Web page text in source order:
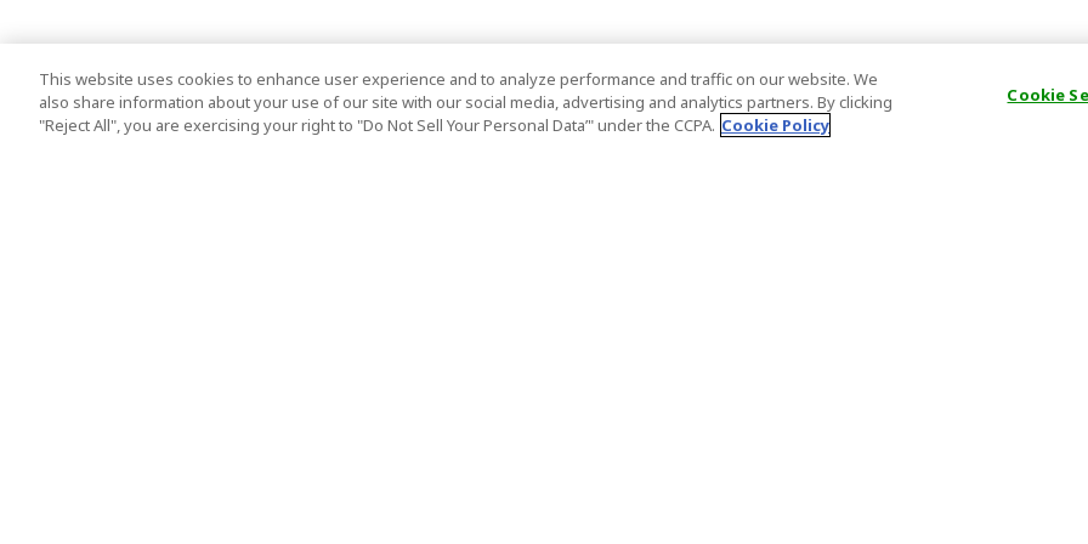
This website uses cookies to enhance user experience and to analyze performance and traffic on our website. We
also share information about your use of our site with our social media, advertising and analytics partners. By clicking
"Reject All", you are exercising your right to "Do Not Sell Your Personal Data’" under the CCPA. Cookie Policy
Cookie